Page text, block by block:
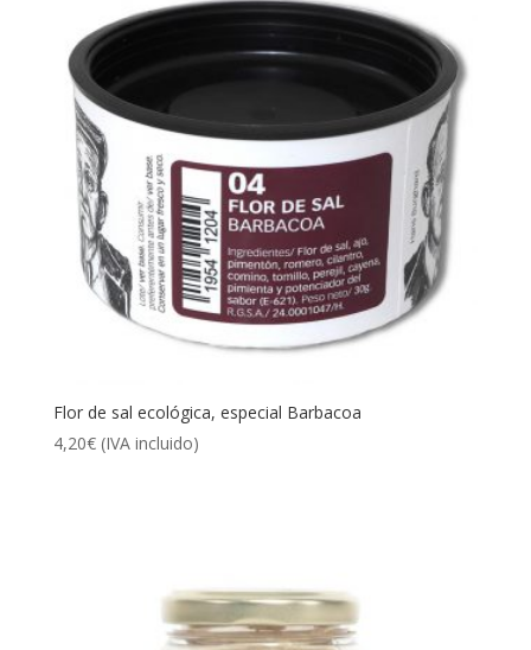
5,50€
Flor de sal ecológica, especial Barbacoa
4,20€ (IVA incluido)